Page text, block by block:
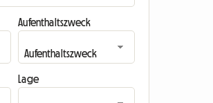
Aufenthaltszweck
Lage